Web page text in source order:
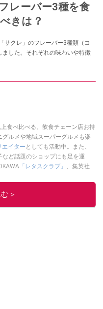
レーバー3種を食
きは？
サクレ」のフレーバー3種類（コ
した。それぞれの味わいや特徴
食べ比べる、飲食チェーン店お持
ルメや地域スーパーグルメも楽
エイター としても活動中。また、
ど話題のショップにも足を運
「レタスクラブ」 、集英社
り。
＞